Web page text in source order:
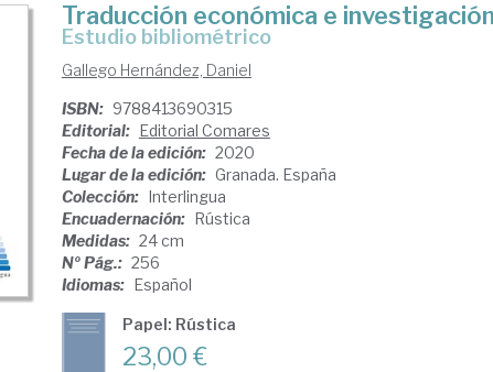
Traducción económica e
Estudio bibliométrico
Gallego Hernández, Daniel
ISBN: 9788413690315
Editorial: Editorial Comares
Fecha de la edición: 2020
Lugar de la edición: Granada. España
Colección: Interlingua
Encuadernación: Rústica
Medidas: 24 cm
Nº Pág.: 256
Idiomas: Español
Papel: Rústica
23,00 €